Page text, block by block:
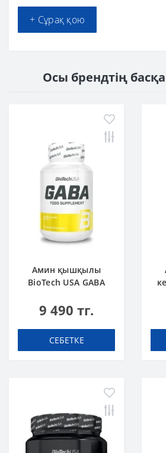
+ Сұрақ қою
Осы брендтің
Амин қышқылы
BioTech USA GABA
9 490 тг.
СЕБЕТКЕ